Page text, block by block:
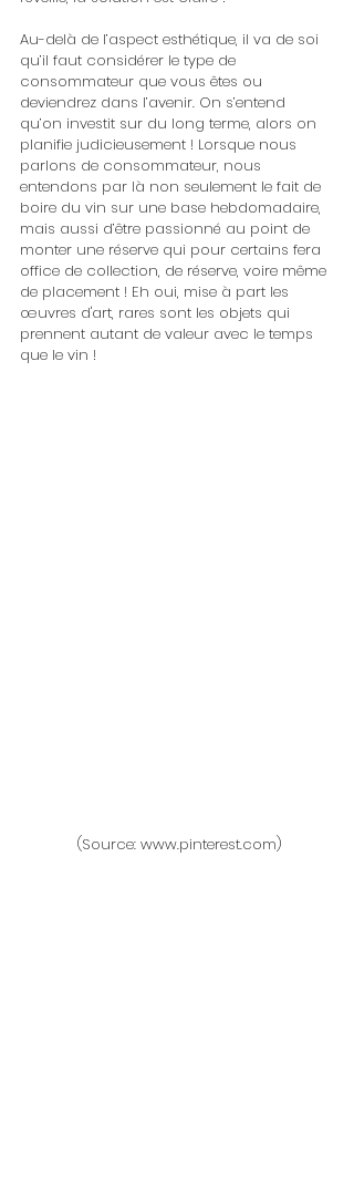
Au-delà de l’aspect esthétique, il va de soi
qu’il faut considérer le type de
consommateur que vous êtes ou
deviendrez dans l’avenir. On s’entend
qu’on investit sur du long terme, alors on
planifie judicieusement ! Lorsque nous
parlons de consommateur, nous
entendons par là non seulement le fait de
boire du vin sur une base hebdomadaire,
mais aussi d’être passionné au point de
monter une réserve qui pour certains fera
office de collection, de réserve, voire même
de placement ! Eh oui, mise à part les
œuvres d'art, rares sont les objets qui
prennent autant de valeur avec le temps
que le vin !
(Source: www.pinterest.com)